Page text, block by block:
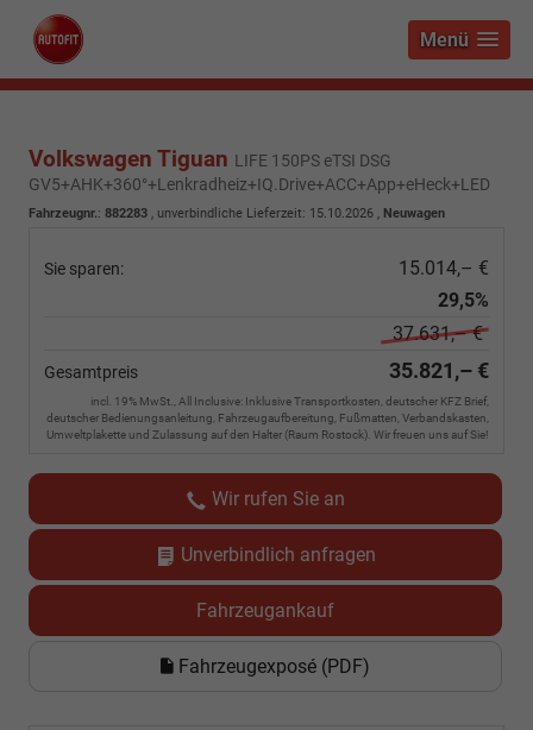
Menü
Volkswagen Tiguan LIFE 150PS eTSI DSG
GV5+AHK+360°+Lenkradheiz+IQ.Drive+ACC+App+eHeck+LED
Fahrzeugnr.: 882283 , unverbindliche Lieferzeit: 15.10.2026 , Neuwagen
Sie sparen:
15.014,– €
29,5%
37.631,– €
Gesamtpreis 35.821,– €
incl. 19% MwSt., All Inclusive: Inklusive Transportkosten, deutscher KFZ Brief,
deutscher Bedienungsanleitung, Fahrzeugaufbereitung, Fußmatten, Verbandskasten,
Umweltplakette und Zulassung auf den Halter (Raum Rostock). Wir freuen uns auf Sie!
Wir rufen Sie an
Unverbindlich anfragen
Fahrzeugankauf
Fahrzeugexposé (PDF)